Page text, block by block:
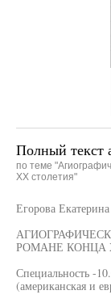
Полный текст
по теме
XX столетия"
Егорова
РОМАНЕ КОНЦА
Специальность -
(американская и